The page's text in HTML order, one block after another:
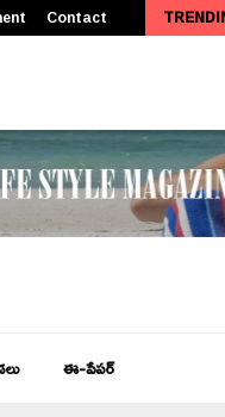
Contact
తరగతి ప్రారంభోత్సవం…
ఈ-పేపర్